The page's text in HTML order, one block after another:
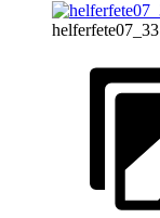
helferfete07_33